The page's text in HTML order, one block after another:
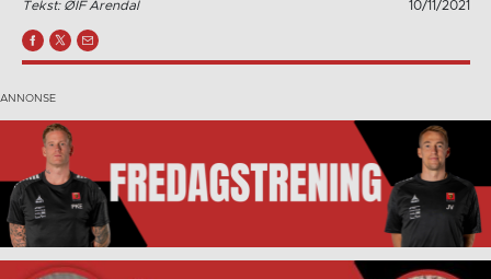
Tekst: ØIF Arendal 10/11/2021